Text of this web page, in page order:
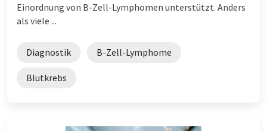
Einordnung von B-Zell-Lymphomen unterstützt. Anders
als viele ...
Diagnostik B-Zell-Lymphome
Blutkrebs